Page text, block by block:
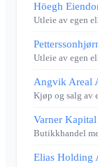
Höegh
Utleie av egen
Utleie av egen
Angvik Areal
Kjøp og salg av
Varner
Butikkhandel
Elias Holding